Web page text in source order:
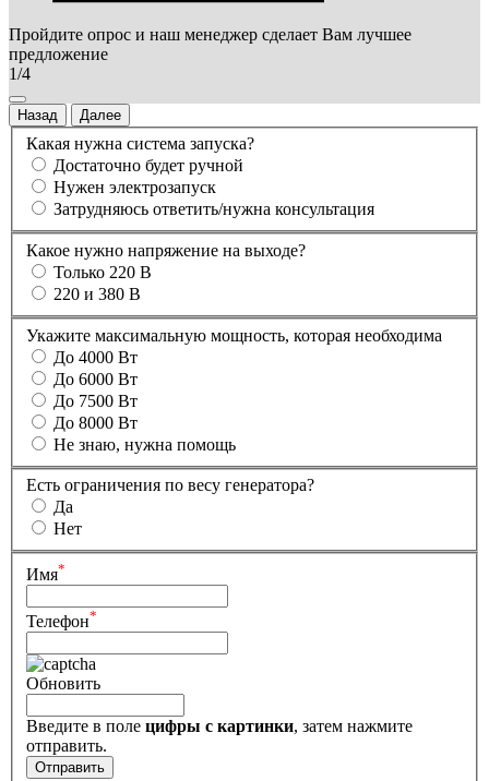
Пройдите опрос и наш менеджер сделает Вам лучшее
предложение
1/4
Назад Далее
Какая нужна система запуска?
Достаточно будет ручной
Нужен электрозапуск
Затрудняюсь ответить/нужна консультация
Какое нужно напряжение на выходе?
Только 220 В
220 и 380 В
Укажите максимальную мощность, которая необходима
До 4000 Вт
До 6000 Вт
До 7500 Вт
До 8000 Вт
Не знаю, нужна помощь
Есть ограничения по весу генератора?
Да
Нет
Имя*
Телефон*
Обновить
Введите в поле цифры c картинки, затем нажмите
отправить.